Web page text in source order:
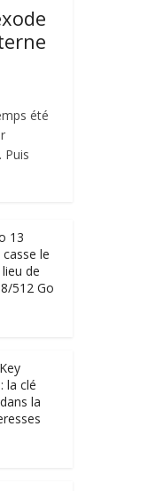
été
Puis
13
le
de
512 Go
la clé
la